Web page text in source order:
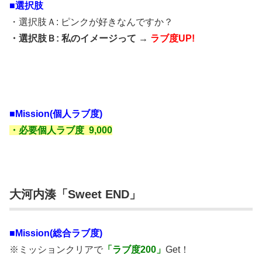
■選択肢
・選択肢Ａ: ピンクが好きなんですか？
・選択肢Ｂ: 私のイメージって → ラブ度UP!
■ Mission(個人ラブ度)
・必要個人ラブ度 9,000
大河内湊「Sweet END」
■Mission(総合ラブ度)
※ミッションクリアで 「ラブ度200」 Get！